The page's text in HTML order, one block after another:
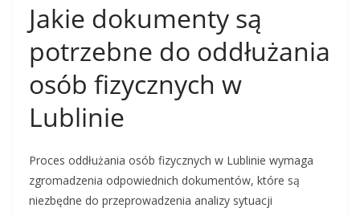
Jakie dokumenty są
potrzebne do oddłużania
osób fizycznych w
Lublinie
Proces oddłużania osób fizycznych w Lublinie wymaga
zgromadzenia odpowiednich dokumentów, które są
niezbędne do przeprowadzenia analizy sytuacji